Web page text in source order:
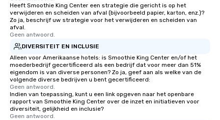
Heeft Smoothie King Center een strategie die gericht is op het
verwijderen en scheiden van afval (bijvoorbeeld papier, karton, enz.)?
Zo ja, beschrijf uw strategie voor het verwijderen en scheiden van
afval.
Geen antwoord.
DIVERSITEIT EN INCLUSIE
Alleen voor Amerikaanse hotels: is Smoothie King Center en/of het
moederbedrijf gecertificeerd als een bedrijf dat voor meer dan 51%
eigendom is van diverse personen? Zo ja, geef aan als welke van de
volgende diverse bedrijven u bent gecertificeerd:
Geen antwoord.
Indien van toepassing, kunt u een link opgeven naar het openbare
rapport van Smoothie King Center over de inzet en initiatieven voor
diversiteit, gelijkheid en inclusie?
Geen antwoord.